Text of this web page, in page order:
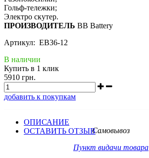
Гольф-тележки;
Электро скутер.
ПРОИЗВОДИТЕЛЬ BB Battery
Артикул: EB36-12
В наличии
Купить в 1 клик
5910 грн.
добавить к покупкам
Самовывоз
Пункт видачи товара
ОПИСАНИЕ
ОСТАВИТЬ ОТЗЫВ